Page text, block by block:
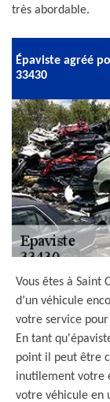
très abordable.
Épaviste agréé
33430
Vous êtes à Saint
d’un véhicule
votre service
En tant
point il peut être
inutilement votre
votre véhicule en